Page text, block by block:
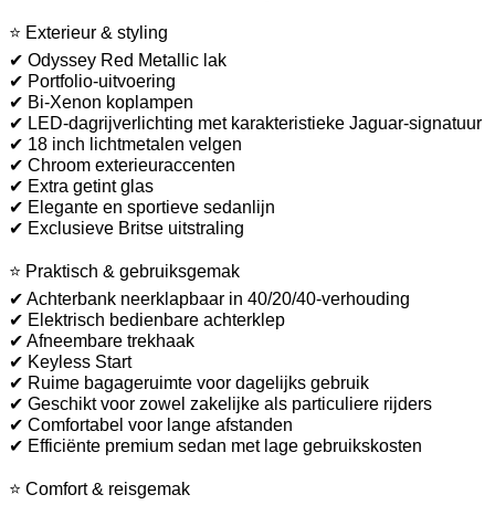
⭐ Exterieur & styling
✔ Odyssey Red Metallic lak
✔ Portfolio-uitvoering
✔ Bi-Xenon koplampen
✔ LED-dagrijverlichting met karakteristieke Jaguar-signatuur
✔ 18 inch lichtmetalen velgen
✔ Chroom exterieuraccenten
✔ Extra getint glas
✔ Elegante en sportieve sedanlijn
✔ Exclusieve Britse uitstraling
⭐ Praktisch & gebruiksgemak
✔ Achterbank neerklapbaar in 40/20/40-verhouding
✔ Elektrisch bedienbare achterklep
✔ Afneembare trekhaak
✔ Keyless Start
✔ Ruime bagageruimte voor dagelijks gebruik
✔ Geschikt voor zowel zakelijke als particuliere rijders
✔ Comfortabel voor lange afstanden
✔ Efficiënte premium sedan met lage gebruikskosten
⭐ Comfort & reisgemak